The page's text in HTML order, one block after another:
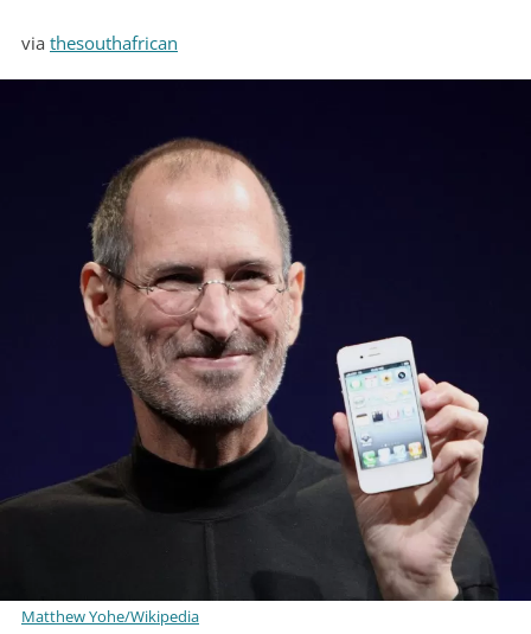
via thesouthafrican
Matthew Yohe/Wikipedia